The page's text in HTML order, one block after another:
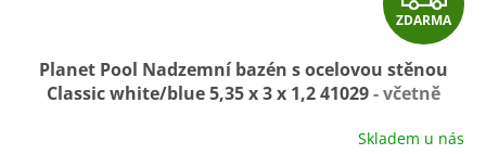
D
A
R
ZDARMA
Planet Pool Nadzemní bazén s ocelovou stěnou
Classic white/blue 5,35 x 3 x 1,2 41029- včetně
Skladem u nás